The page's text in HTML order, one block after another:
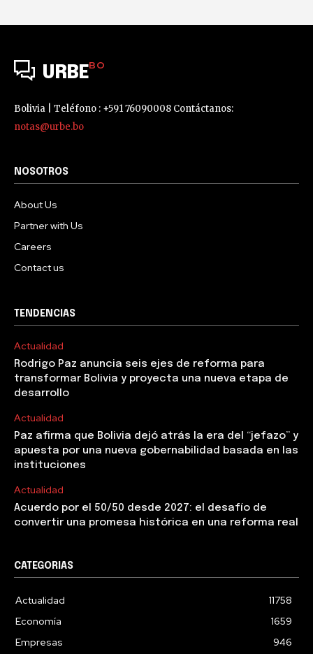
URBEBO
Bolivia | Teléfono : +591 76090008 Contáctanos:
notas@urbe.bo
NOSOTROS
About Us
Partner with Us
Careers
Contact us
TENDENCIAS
Actualidad
Rodrigo Paz anuncia seis ejes de reforma para
transformar Bolivia y proyecta una nueva etapa de
desarrollo
Actualidad
Paz afirma que Bolivia dejó atrás la era del “jefazo” y
apuesta por una nueva gobernabilidad basada en las
instituciones
Actualidad
Acuerdo por el 50/50 desde 2027: el desafío de
convertir una promesa histórica en una reforma real
CATEGORIAS
Actualidad
11758
Economía
1659
Empresas
946